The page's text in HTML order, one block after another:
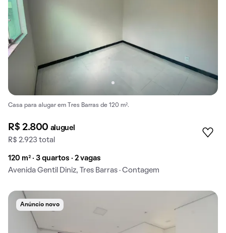
Casa para alugar em Tres Barras de 120 m².
R$ 2.800 aluguel
R$ 2.923 total
120 m² · 3 quartos · 2 vagas
Avenida Gentil Diniz, Tres Barras · Contagem
Anúncio novo